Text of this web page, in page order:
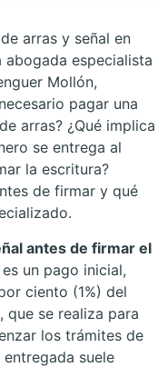
arras y señal en
especialista
Mollón,
pagar una
arras? ¿Qué implica
se entrega al
la escritura?
de firmar y qué
antes de firmar el
un pago inicial,
ciento (1%) del
se realiza para
los trámites de
suele